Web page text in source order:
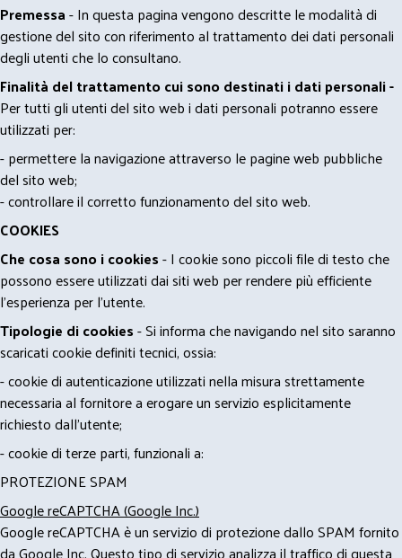
Premessa- In questa pagina vengono descritte le modalità di
gestione del sito con riferimento al trattamento dei dati personali
degli utenti che lo consultano.
Finalità del trattamento cui sono destinati i dati personali -
Per tutti gli utenti del sito web i dati personali potranno essere
utilizzati per:
- permettere la navigazione attraverso le pagine web pubbliche
del sito web;
- controllare il corretto funzionamento del sito web.
COOKIES
Che cosa sono i cookies- I cookie sono piccoli file di testo che
possono essere utilizzati dai siti web per rendere più efficiente
l'esperienza per l'utente.
Tipologie di cookies- Si informa che navigando nel sito saranno
scaricati cookie definiti tecnici, ossia:
- cookie di autenticazione utilizzati nella misura strettamente
necessaria al fornitore a erogare un servizio esplicitamente
richiesto dall'utente;
- cookie di terze parti, funzionali a:
PROTEZIONE SPAM
Google reCAPTCHA (Google Inc.)
Google reCAPTCHA è un servizio di protezione dallo SPAM fornito